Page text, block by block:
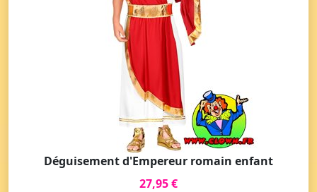
Déguisement d'Empereur romain enfant
27,95 €